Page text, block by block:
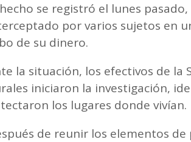
se registró el lunes
por varios sujetos en
de su dinero.
la situación, los efectivos de la
iniciaron la investigación,
los lugares donde vivían.
de reunir los elementos